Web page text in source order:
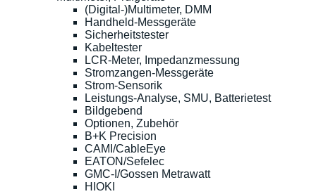
(Digital-)Multimeter, DMM
Handheld-Messgeräte
Sicherheitstester
Kabeltester
LCR-Meter, Impedanzmessung
Stromzangen-Messgeräte
Strom-Sensorik
Leistungs-Analyse, SMU, Batterietest
Bildgebend
Optionen, Zubehör
B+K Precision
CAMI/CableEye
EATON/Sefelec
GMC-I/Gossen Metrawatt
HIOKI